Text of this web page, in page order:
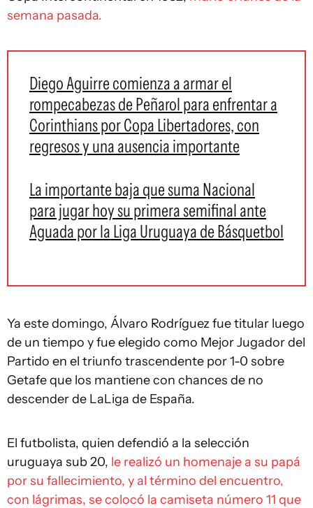
semana pasada.
Diego Aguirre comienza a armar el
rompecabezas de Peñarol para enfrentar a
Corinthians por Copa Libertadores, con
regresos y una ausencia importante
La importante baja que suma Nacional
para jugar hoy su primera semifinal ante
Aguada por la Liga Uruguaya de Básquetbol
Ya este domingo, Álvaro Rodríguez fue titular luego
de un tiempo y fue elegido como Mejor Jugador del
Partido en el triunfo trascendente por 1-0 sobre
Getafe que los mantiene con chances de no
descender de LaLiga de España.
El futbolista, quien defendió a la selección
uruguaya sub 20, le realizó un homenaje a su papá
por su fallecimiento, y al término del encuentro,
con lágrimas, se colocó la camiseta número 11 que